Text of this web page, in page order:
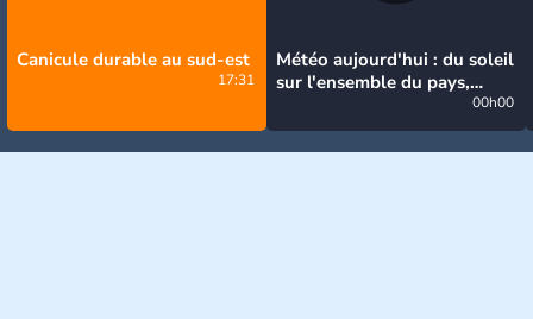
Canicule durable au sud-est
17:31
Météo aujourd'hui : du soleil
sur l'ensemble du pays,
jusqu'à 40°C au sud-est00h00